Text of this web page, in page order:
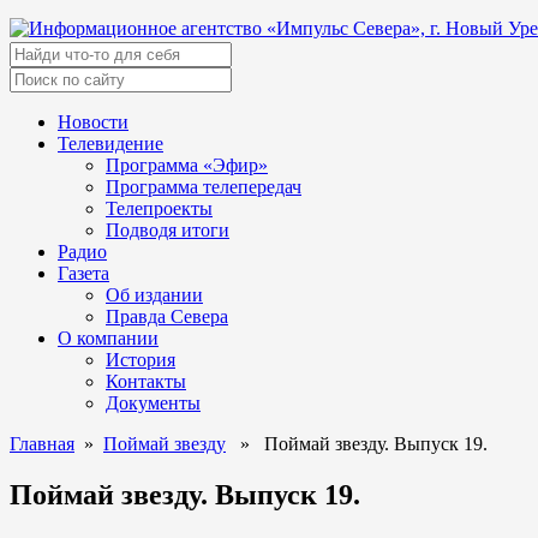
Новости
Телевидение
Программа «Эфир»
Программа телепередач
Телепроекты
Подводя итоги
Радио
Газета
Об издании
Правда Севера
О компании
История
Контакты
Документы
Главная » Поймай звезду » Поймай звезду. Выпуск 19.
Поймай звезду. Выпуск 19.